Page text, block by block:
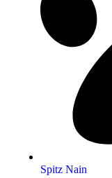
Spitz Nain